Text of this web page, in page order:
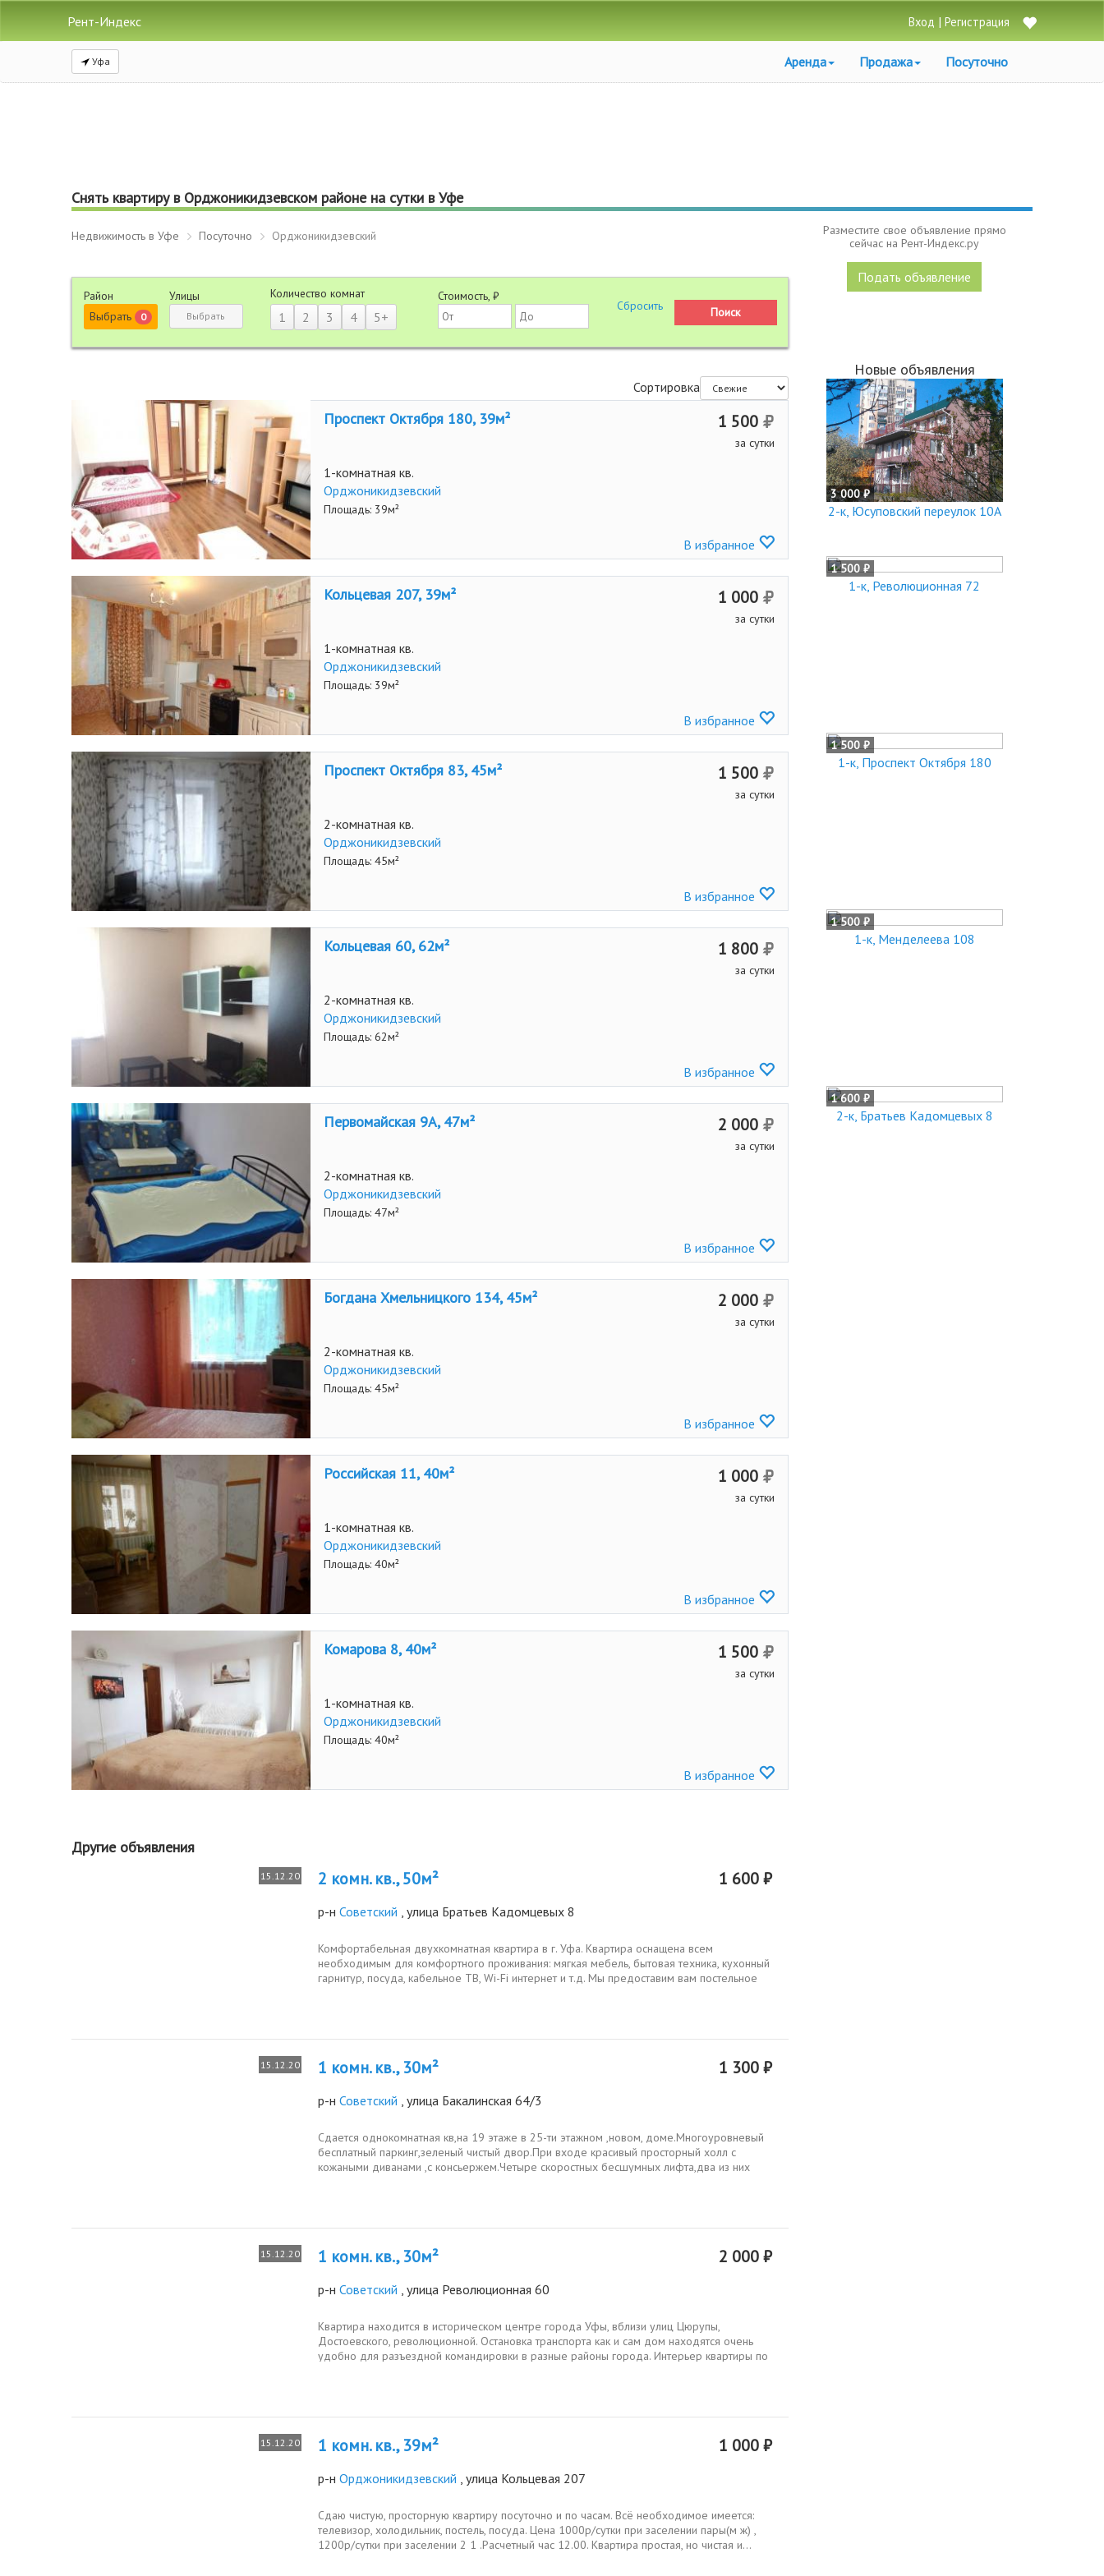
Рент-Индекс Вход | Регистрация
Уфа Аренда Продажа Посуточно
Cнять квартиру в Орджоникидзевском районе на сутки в Уфе
Недвижимость в Уфе Посуточно Орджоникидзевский
Район
Выбрать
0
Улицы
Выбрать
Количество комнат
1 2 3 4 5+
Стоимость, ₽
Сортировка
Проспект Октября 180, 39м² 1 500
за сутки
1-комнатная кв.
Орджоникидзевский
Площадь: 39м²
В избранное
Кольцевая 207, 39м² 1 000
за сутки
1-комнатная кв.
Орджоникидзевский
Площадь: 39м²
В избранное
Проспект Октября 83, 45м² 1 500
за сутки
2-комнатная кв.
Орджоникидзевский
Площадь: 45м²
В избранное
Кольцевая 60, 62м² 1 800
за сутки
2-комнатная кв.
Орджоникидзевский
Площадь: 62м²
В избранное
Первомайская 9А, 47м² 2 000
за сутки
2-комнатная кв.
Орджоникидзевский
Площадь: 47м²
В избранное
Богдана Хмельницкого 134, 45м² 2 000
за сутки
2-комнатная кв.
Орджоникидзевский
Площадь: 45м²
В избранное
Российская 11, 40м² 1 000
за сутки
1-комнатная кв.
Орджоникидзевский
Площадь: 40м²
В избранное
Комарова 8, 40м² 1 500
за сутки
1-комнатная кв.
Орджоникидзевский
Площадь: 40м²
В избранное
Другие объявления
15.12.20 2 комн. кв., 50м² 1 600 ₽
р-н Советский , улица Братьев Кадомцевых 8
Комфортабельная двухкомнатная квартира в г. Уфа. Квартира оснащена всем
необходимым для комфортного проживания: мягкая мебель, бытовая техника, кухонный
гарнитур, посуда, кабельное ТВ, Wi-Fi интернет и т.д. Мы предоставим вам постельное
15.12.20 1 комн. кв., 30м² 1 300 ₽
р-н Советский , улица Бакалинская 64/3
Сдается однокомнатная кв,на 19 этаже в 25-ти этажном ,новом, доме.Многоуровневый
бесплатный паркинг,зеленый чистый двор.При входе красивый просторный холл с
кожаными диванами ,с консьержем.Четыре скоростных бесшумных лифта,два из них
15.12.20 1 комн. кв., 30м² 2 000 ₽
р-н Советский , улица Революционная 60
Квартира находится в историческом центре города Уфы, вблизи улиц Цюрупы,
Достоевского, революционной. Остановка транспорта как и сам дом находятся очень
удобно для разъездной командировки в разные районы города. Интерьер квартиры по
15.12.20 1 комн. кв., 39м² 1 000 ₽
р-н Орджоникидзевский , улица Кольцевая 207
Сдаю чистую, просторную квартиру посуточно и по часам. Всё необходимое имеется:
телевизор, холодильник, постель, посуда. Цена 1000р/сутки при заселении пары(м ж) ,
1200р/сутки при заселении 2 1 .Расчетный час 12.00. Квартира простая, но чистая и...
Разместите свое объявление прямо
сейчас на Рент-Индекс.ру
Подать объявление
Новые объявления
3 000 ₽
2-к, Юсуповский переулок 10А
1 500 ₽
1-к, Революционная 72
1 500 ₽
1-к, Проспект Октября 180
1 500 ₽
1-к, Менделеева 108
1 600 ₽
2-к, Братьев Кадомцевых 8